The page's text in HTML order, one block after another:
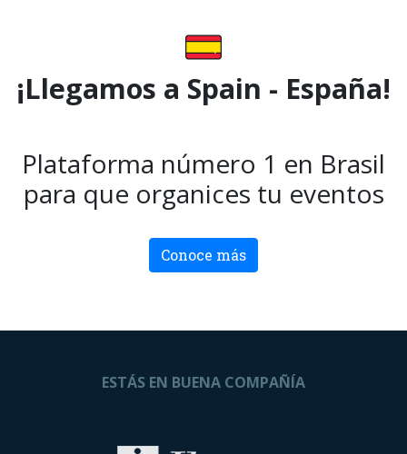
¡Llegamos a Spain - España!
Plataforma número 1 en Brasil
para que organices tu eventos
Conoce más
ESTÁS EN BUENA COMPAÑÍA